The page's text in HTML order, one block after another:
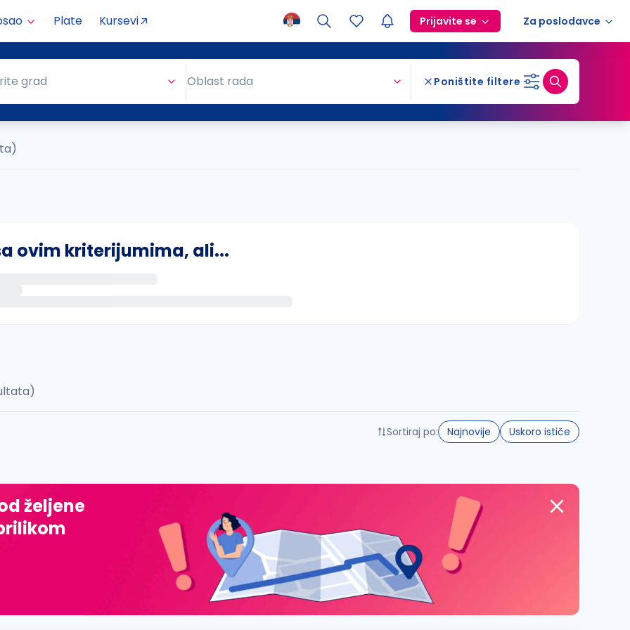
Plate Kursevi Prijavite se Za poslodavce
grad Oblast rada Poništite filtere
ovim kriterijumima, ali...
đ, ž, dž)
Sortiraj po: Najnovije Uskoro ističe
željene